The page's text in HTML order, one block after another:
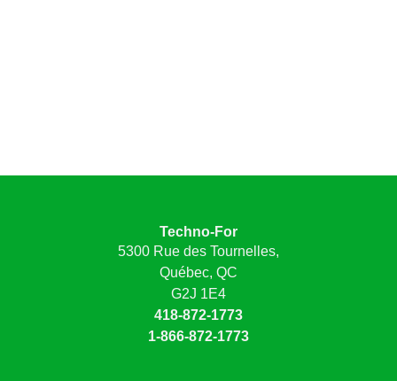
Techno-For
5300 Rue des Tournelles,
Québec, QC
G2J 1E4
418-872-1773
1-866-872-1773